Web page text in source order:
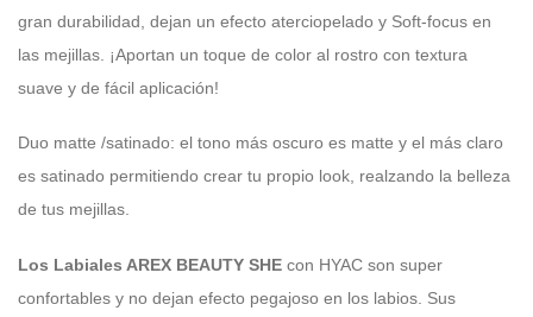
gran durabilidad, dejan un efecto aterciopelado y Soft-focus en
las mejillas. ¡Aportan un toque de color al rostro con textura
suave y de fácil aplicación!
Duo matte /satinado: el tono más oscuro es matte y el más claro
es satinado permitiendo crear tu propio look, realzando la belleza
de tus mejillas.
Los Labiales AREX BEAUTY SHE con HYAC son super
confortables y no dejan efecto pegajoso en los labios. Sus